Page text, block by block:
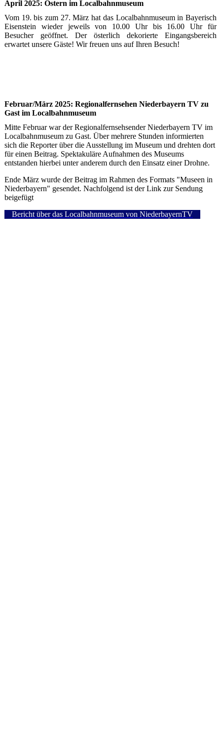
April 2025: Ostern im Localbahnmuseum
Vom 19. bis zum 27. März hat das Localbahnmuseum in Bayerisch
Eisenstein wieder jeweils von 10.00 Uhr bis 16.00 Uhr für
Besucher geöffnet. Der österlich dekorierte Eingangsbereich
erwartet unsere Gäste! Wir freuen uns auf Ihren Besuch!
Februar/März 2025: Regionalfernsehen Niederbayern TV zu
Gast im Localbahnmuseum
Mitte Februar war der Regionalfernsehsender Niederbayern TV im
Localbahnmuseum zu Gast. Über mehrere Stunden informierten
sich die Reporter über die Ausstellung im Museum und drehten dort
für einen Beitrag. Spektakuläre Aufnahmen des Museums
entstanden hierbei unter anderem durch den Einsatz einer Drohne.
Ende März wurde der Beitrag im Rahmen des Formats "Museen in
Niederbayern" gesendet. Nachfolgend ist der Link zur Sendung
beigefügt
Bericht über das Localbahnmuseum von NiederbayernTV